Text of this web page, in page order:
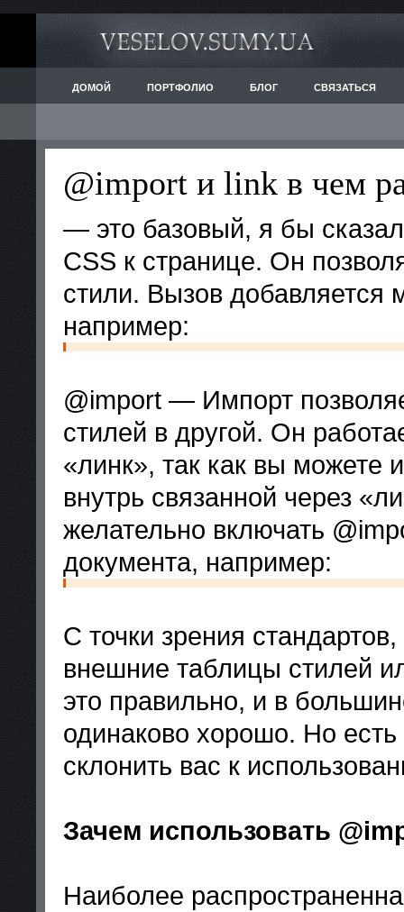
ДОМОЙ ПОРТФОЛИО БЛОГ СВЯЗАТЬСЯ
@import и link в чем
— это базовый, я бы
CSS к странице. Он
стили. Вызов добавляется
например:
@import — Импорт
стилей в другой. Он
«линк», так как вы можете
внутрь связанной через
желательно включать
документа, например:
С точки зрения
внешние таблицы стилей
это правильно, и в
одинаково хорошо. Но есть
склонить вас к
Зачем использовать
Наиболее